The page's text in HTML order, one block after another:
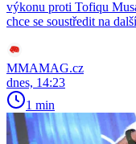
výkonu proti Tofiqu
chce se soustředit na
MMAMAG.cz
dnes, 14:23
1 min